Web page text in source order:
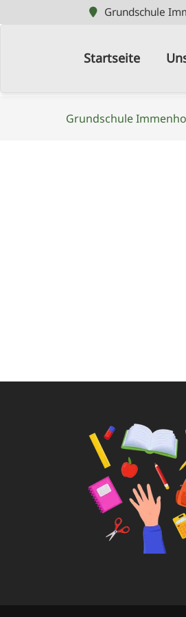
Grundschule
überspringenStartseite
Grundschule
Grundschule